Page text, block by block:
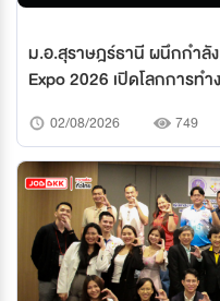
ม.อ.สุราษฎร์ธานี ผนึกกำลั
Expo 2026 เปิดโลกการ
02/08/2026 749